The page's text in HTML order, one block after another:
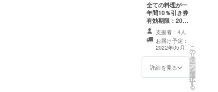
全ての料理が一
年間10％引き券
有効期限：2022
年6月1日～2023
年5月31日 受け
渡し方法：メー
ルでお送りしま
す。ご来店時に
画面を確認いた
支援者：4人
お届け予定：
2022年05月
詳細を見る
こ
の
リ
タ
ー
ン
を
選
択
す
る